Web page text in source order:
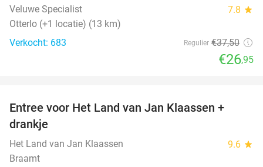
Veluwe Specialist 7.8 star
Otterlo (+1 locatie) (13 km)
Verkocht: 683
Regulier €37,50
€26,95
Entree voor Het Land van Jan Klaassen +
drankje
Het Land van Jan Klaassen 9.6 star
Braamt